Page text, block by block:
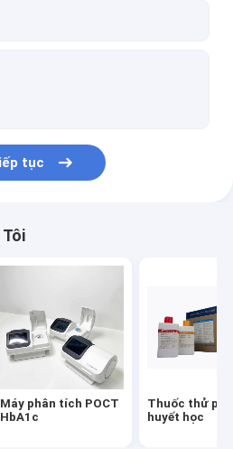
kháng nguyên
kháng thể
nhanh IgG IgM
thể trung hòa
kháng nguyên sốt xuất huyết
tục
Tôi
Máy phân tích POCT
HbA1c
Thuốc thử
huyết học